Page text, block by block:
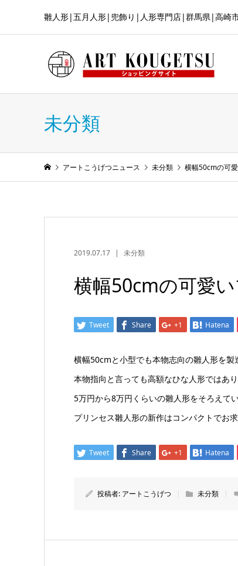
雛人形|五月人形|兜飾り|人形専門店|群馬県|高崎
未分類
アートこうげつニュース 未分類 横幅50cmの可
2019.07.17 未分類
横幅50cmの可愛
Tweet Share +1 Hatena
横幅50cmと小型でも本物志向の雛人形を製
本物指向と言っても高額なひな人形ではあり
5万円から8万円くらいの雛人形をそろえてい
プリンセス雛人形の新作はコンパクトでお
Tweet Share +1 Hatena
投稿者: アートこうげつ 未分類